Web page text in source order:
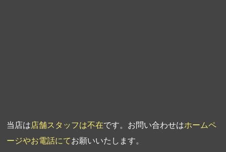
当店は店舗スタッフは不在です。お問い合わせはホームペ
ージやお電話にてお願いいたします。